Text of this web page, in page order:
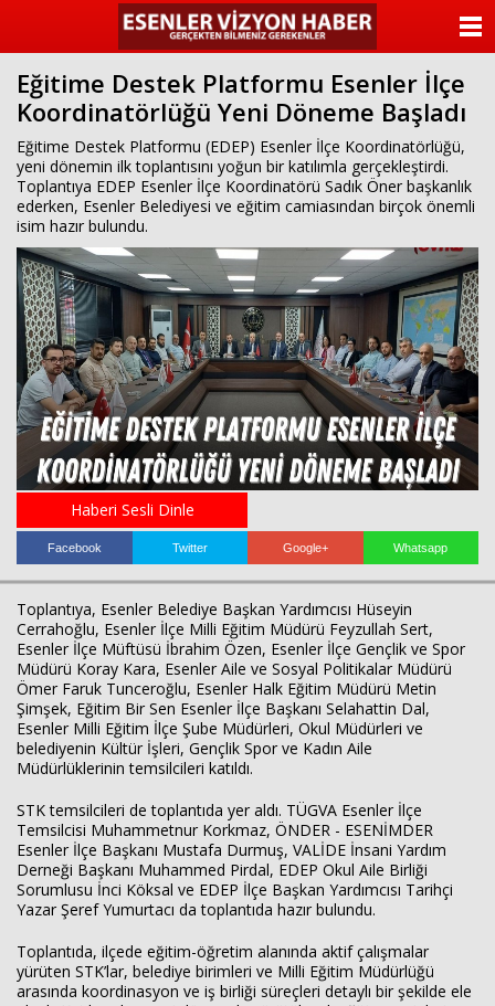
Eğitime Destek Platformu Esenler İlçe
Koordinatörlüğü Yeni Döneme Başladı
Eğitime Destek Platformu (EDEP) Esenler İlçe Koordinatörlüğü,
yeni dönemin ilk toplantısını yoğun bir katılımla gerçekleştirdi.
Toplantıya EDEP Esenler İlçe Koordinatörü Sadık Öner başkanlık
ederken, Esenler Belediyesi ve eğitim camiasından birçok önemli
isim hazır bulundu.
Haberi Sesli Dinle
Facebook Twitter Google+ Whatsapp
Toplantıya, Esenler Belediye Başkan Yardımcısı Hüseyin
Cerrahoğlu, Esenler İlçe Milli Eğitim Müdürü Feyzullah Sert,
Esenler İlçe Müftüsü İbrahim Özen, Esenler İlçe Gençlik ve Spor
Müdürü Koray Kara, Esenler Aile ve Sosyal Politikalar Müdürü
Ömer Faruk Tunceroğlu, Esenler Halk Eğitim Müdürü Metin
Şimşek, Eğitim Bir Sen Esenler İlçe Başkanı Selahattin Dal,
Esenler Milli Eğitim İlçe Şube Müdürleri, Okul Müdürleri ve
belediyenin Kültür İşleri, Gençlik Spor ve Kadın Aile
Müdürlüklerinin temsilcileri katıldı.
STK temsilcileri de toplantıda yer aldı. TÜGVA Esenler İlçe
Temsilcisi Muhammetnur Korkmaz, ÖNDER - ESENİMDER
Esenler İlçe Başkanı Mustafa Durmuş, VALİDE İnsani Yardım
Derneği Başkanı Muhammed Pirdal, EDEP Okul Aile Birliği
Sorumlusu İnci Köksal ve EDEP İlçe Başkan Yardımcısı Tarihçi
Yazar Şeref Yumurtacı da toplantıda hazır bulundu.
Toplantıda, ilçede eğitim-öğretim alanında aktif çalışmalar
yürüten STK’lar, belediye birimleri ve Milli Eğitim Müdürlüğü
arasında koordinasyon ve iş birliği süreçleri detaylı bir şekilde ele
ANASAYFA
KATEGORİLER
ANKETLER
VİDEO GALERİ
KÜNYE
İLETİŞİM
Haberin Doğru Adresi.